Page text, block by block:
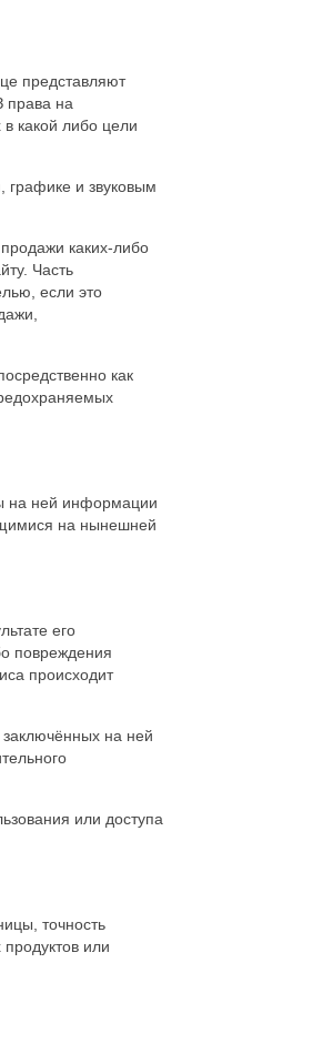
представляют
права на
какой либо цели
графике и звуковым
каких-либо
Часть
если это
как
на ней информации
на нынешней
его
повреждения
происходит
заключённых на ней
или доступа
точность
или